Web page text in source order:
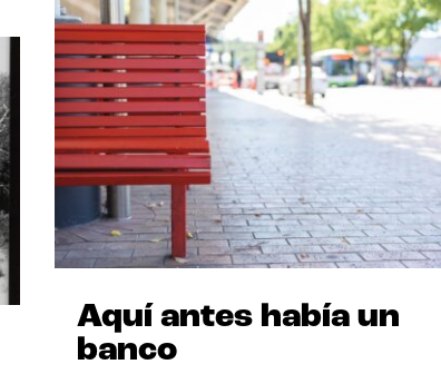
Aquí antes había un
banco